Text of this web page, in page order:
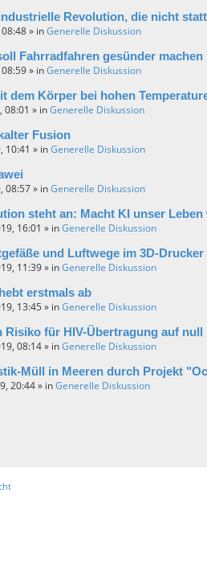
Revolution, die nicht
» inGenerelle Diskussion
Fahrradfahren gesünder machen
» inGenerelle Diskussion
dem Körper bei hohen
08:01 » inGenerelle Diskussion
Fusion
10:41 » inGenerelle Diskussion
08:57 » inGenerelle Diskussion
steht an: Macht KI unser
16:01 » inGenerelle Diskussion
und Luftwege im 3D-Drucker
11:39 » inGenerelle Diskussion
erstmals ab
13:45 » inGenerelle Diskussion
Risiko für HIV-Übertragung auf null
08:14 » inGenerelle Diskussion
Müll in Meeren durch Projekt
20:44 » inGenerelle Diskussion